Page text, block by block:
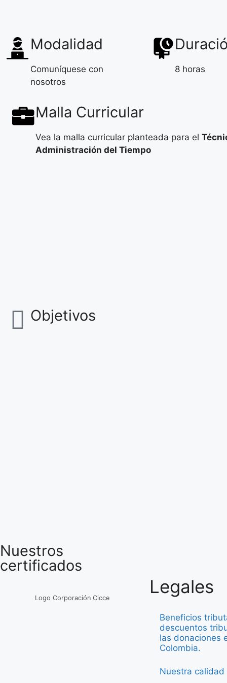
Modalidad
Comuníquese con
nosotros
8 horas
Malla Curricular
Vea la malla curricular planteada para el
Administración del Tiempo
Objetivos
Nuestros
certificados
Logo Corporación Cicce
Legales
Beneficios
descuentos
las donaciones
Colombia.
Nuestra calidad